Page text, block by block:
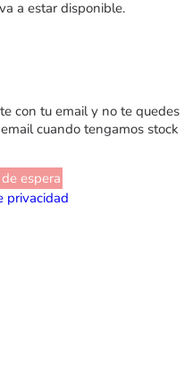
a estar disponible.
con tu email y no te quedes
cuando tengamos stock
espera
privacidad